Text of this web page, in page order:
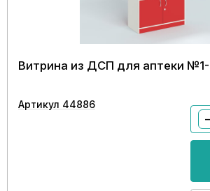
Витрина из ДСП для аптеки
Артикул 44886
−